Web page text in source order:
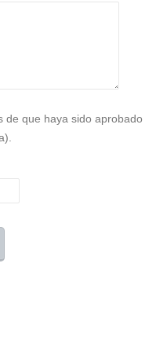
de que haya sido aprobado